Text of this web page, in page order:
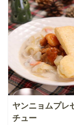
ヤンニョムプレ
チュー